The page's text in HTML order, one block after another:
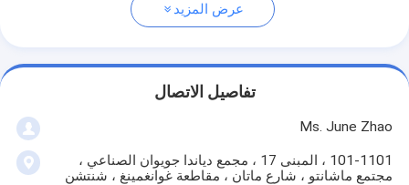
عرض المزيد
تفاصيل الاتصال
Ms. June Zhao
101-1101 ، المبنى 17 ، مجمع دياندا جويوان الصناعي ،
مجتمع ماشانتو ، شارع ماتان ، مقاطعة غوانغمينغ ، شنتشن